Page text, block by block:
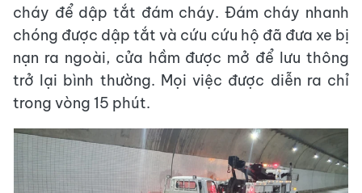
cháy để dập tắt đám cháy. Đám cháy nhanh
chóng được dập tắt và cứu cứu hộ đã đưa xe bị
nạn ra ngoài, cửa hầm được mở để lưu thông
trở lại bình thường. Mọi việc được diễn ra chỉ
trong vòng 15 phút.